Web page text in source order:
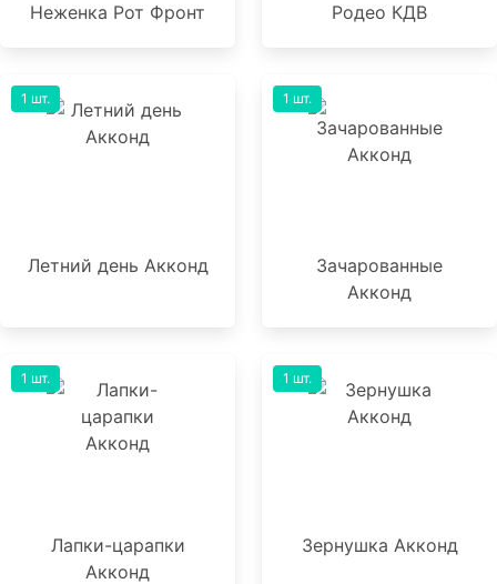
Неженка Рот Фронт Родео КДВ
Летний день Акконд
1 шт.
Зачарованные
Акконд
1 шт.
Лапки-царапки
Акконд
1 шт.
Зернушка Акконд
1 шт.